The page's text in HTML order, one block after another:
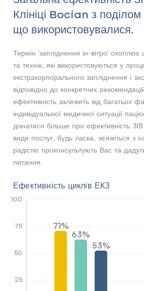
Клініці Bocian з
що використовувалися.
Термін 'запліднення ін-вітро' охоплює
та технік, які використовуються у
екстракорпорального запліднення і
відповідно до конкретних
ефективність залежить від багатьох
індивідуальної медичної ситуації
дізнатися більше про ефективність
види послуг, будь ласка, зв'яжіться з
радістю проконсультують Вас та
питання.
Ефективність циклів ЕКЗ
25
50
75
100
71%
63%
53%